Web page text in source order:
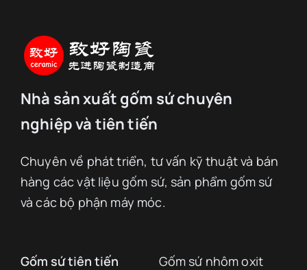
Nhà sản xuất gốm sứ chuyên
nghiệp và tiên tiến
Chuyên về phát triển, tư vấn kỹ thuật và bán
hàng các vật liệu gốm sứ, sản phẩm gốm sứ
và các bộ phận máy móc.
Gốm sứ tiên tiến
Gốm sứ nhôm oxit